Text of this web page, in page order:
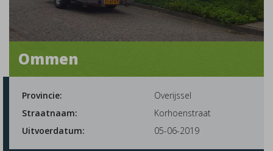
Ommen
Provincie:
Overijssel
Straatnaam:
Korhoenstraat
Uitvoerdatum:
05-06-2019